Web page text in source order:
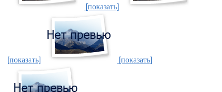
[показать]
[показать] [показать]